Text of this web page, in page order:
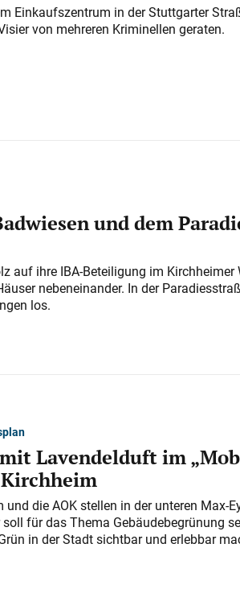
Einkaufszentrum in der Stuttgarter
von mehreren Kriminellen geraten.
und dem
auf ihre IBA-Beteiligung im Kirchheimer
nebeneinander. In der
los.
Lavendelduft im
und die AOK stellen in der unteren Max-
für das Thema Gebäudebegrünung
in der Stadt sichtbar und erlebbar